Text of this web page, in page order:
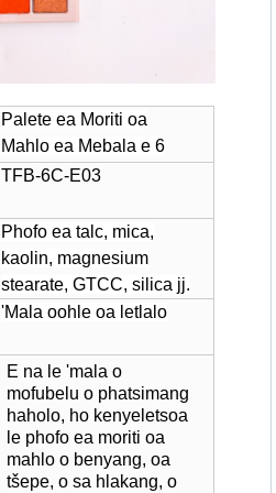
Palete ea Moriti oa
Mahlo ea Mebala e 6
TFB-6C-E03
Phofo ea talc, mica,
kaolin, magnesium
stearate, GTCC, silica jj.
'Mala oohle oa letlalo
E na le 'mala o
mofubelu o phatsimang
haholo, ho kenyeletsoa
le phofo ea moriti oa
mahlo o benyang, oa
tšepe, o sa hlakang, o